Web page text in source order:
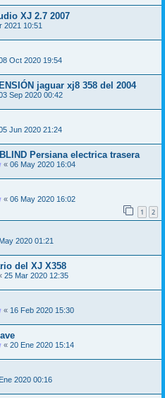
XJ 2.7 2007
2021 10:51
Oct 2020 19:54
jaguar xj8 358 del 2004
Sep 2020 00:42
Jun 2020 21:24
Persiana electrica trasera
« 06 May 2020 16:04
« 06 May 2020 16:02
1 2
2020 01:21
del XJ X358
25 Mar 2020 12:35
« 16 Feb 2020 15:30
« 20 Ene 2020 15:14
2020 00:16